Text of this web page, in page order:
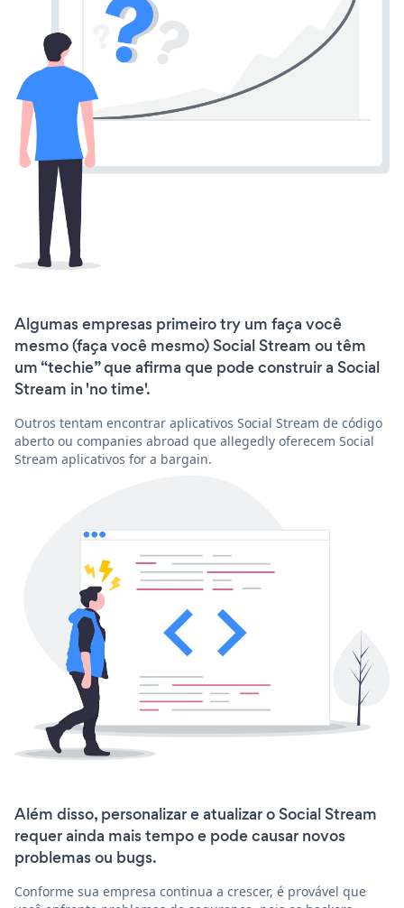
Algumas empresas primeiro try um faça você
mesmo (faça você mesmo) Social Stream ou têm
um “techie” que afirma que pode construir a Social
Stream in 'no time'.
Outros tentam encontrar aplicativos Social Stream de código
aberto ou companies abroad que allegedly oferecem Social
Stream aplicativos for a bargain.
Além disso, personalizar e atualizar o Social Stream
requer ainda mais tempo e pode causar novos
problemas ou bugs.
Conforme sua empresa continua a crescer, é provável que